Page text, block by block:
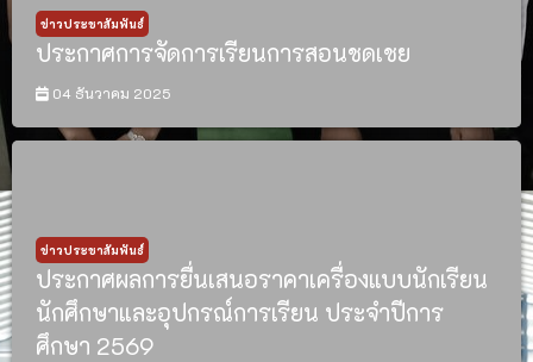
ข่าวประชาสัมพันธ์
ประกาศการจัดการเรียนการสอนชดเชย
04 ธันวาคม 2025
ข่าวประชาสัมพันธ์
ประกาศผลการยื่นเสนอราคาเครื่องแบบนักเรียน
นักศึกษาและอุปกรณ์การเรียน ประจำปีการ
ศึกษา 2569